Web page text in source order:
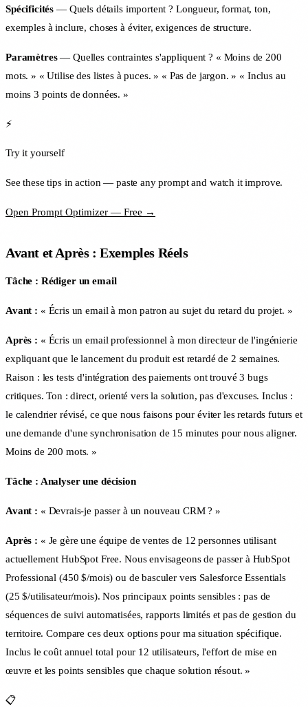
Spécificités — Quels détails importent ? Longueur, format, ton,
exemples à inclure, choses à éviter, exigences de structure.
Paramètres— Quelles contraintes s'appliquent ? « Moins de 200
mots. » « Utilise des listes à puces. » « Pas de jargon. » « Inclus au
moins 3 points de données. »
⚡
Try it yourself
See these tips in action — paste any prompt and watch it improve.
Open Prompt Optimizer — Free →
Avant et Après : Exemples Réels
Tâche : Rédiger un email
Avant : « Écris un email à mon patron au sujet du retard du projet. »
Après : « Écris un email professionnel à mon directeur de l'ingénierie
expliquant que le lancement du produit est retardé de 2 semaines.
Raison : les tests d'intégration des paiements ont trouvé 3 bugs
critiques. Ton : direct, orienté vers la solution, pas d'excuses. Inclus :
le calendrier révisé, ce que nous faisons pour éviter les retards futurs et
une demande d'une synchronisation de 15 minutes pour nous aligner.
Moins de 200 mots. »
Tâche : Analyser une décision
Avant : « Devrais-je passer à un nouveau CRM ? »
Après : « Je gère une équipe de ventes de 12 personnes utilisant
actuellement HubSpot Free. Nous envisageons de passer à HubSpot
Professional (450 $/mois) ou de basculer vers Salesforce Essentials
(25 $/utilisateur/mois). Nos principaux points sensibles : pas de
séquences de suivi automatisées, rapports limités et pas de gestion du
territoire. Compare ces deux options pour ma situation spécifique.
Inclus le coût annuel total pour 12 utilisateurs, l'effort de mise en
œuvre et les points sensibles que chaque solution résout. »
📋